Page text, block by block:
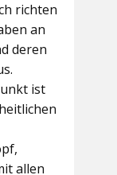
richten
an
deren
ist
allen